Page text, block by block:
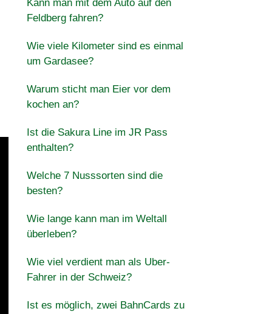
Kann man mit dem Auto auf den
Feldberg fahren?
Wie viele Kilometer sind es einmal
um Gardasee?
Warum sticht man Eier vor dem
kochen an?
Ist die Sakura Line im JR Pass
enthalten?
Welche 7 Nusssorten sind die
besten?
Wie lange kann man im Weltall
überleben?
Wie viel verdient man als Uber-
Fahrer in der Schweiz?
Ist es möglich, zwei BahnCards zu